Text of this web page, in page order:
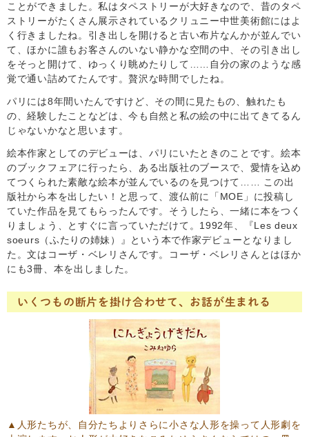
ことができました。私はタペストリーが大好きなので、昔のタペ
ストリーがたくさん展示されているクリュニー中世美術館にはよ
く行きましたね。引き出しを開けると古い布片なんかが並んでい
て、ほかに誰もお客さんのいない静かな空間の中、その引き出し
をそっと開けて、ゆっくり眺めたりして……自分の家のような感
覚で通い詰めてたんです。贅沢な時間でしたね。
パリには8年間いたんですけど、その間に見たもの、触れたも
の、経験したことなどは、今も自然と私の絵の中に出てきてるん
じゃないかなと思います。
絵本作家としてのデビューは、パリにいたときのことです。絵本
のブックフェアに行ったら、ある出版社のブースで、愛情を込め
てつくられた素敵な絵本が並んでいるのを見つけて…… この出
版社から本を出したい！と思って、渡仏前に「MOE」に投稿し
ていた作品を見てもらったんです。そうしたら、一緒に本をつく
りましょう、とすぐに言っていただけて。1992年、『Les deux
soeurs（ふたりの姉妹）』という本で作家デビューとなりまし
た。文はコーザ・ベレリさんです。コーザ・ベレリさんとはほか
にも3冊、本を出しました。
いくつもの断片を掛け合わせて、お話が生まれる
▲人形たちが、自分たちよりさらに小さな人形を操って人形劇を